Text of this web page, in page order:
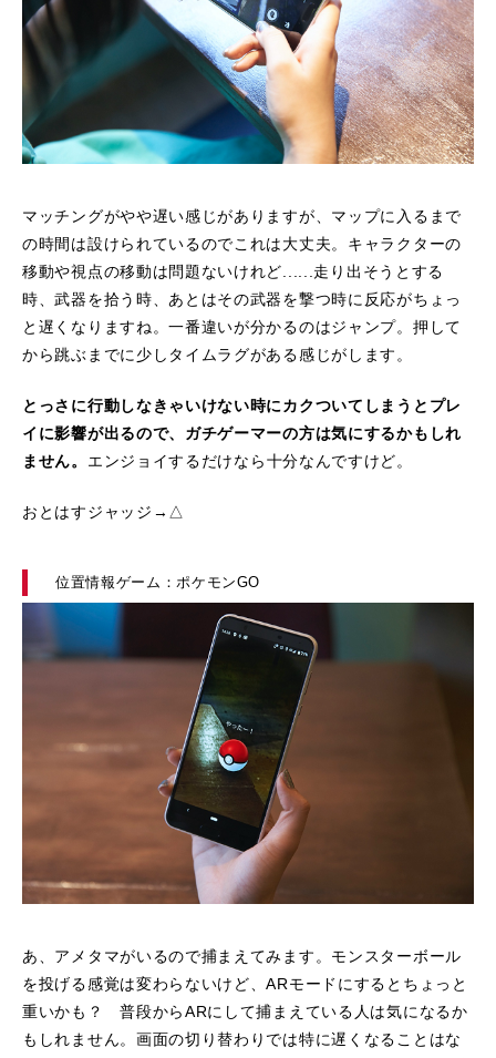
マッチングがやや遅い感じがありますが、マップに入るまで
の時間は設けられているのでこれは大丈夫。キャラクターの
移動や視点の移動は問題ないけれど......走り出そうとする
時、武器を拾う時、あとはその武器を撃つ時に反応がちょっ
と遅くなりますね。一番違いが分かるのはジャンプ。押して
から跳ぶまでに少しタイムラグがある感じがします。
とっさに行動しなきゃいけない時にカクついてしまうとプレ
イに影響が出るので、ガチゲーマーの方は気にするかもしれ
ません。 エンジョイするだけなら十分なんですけど。
おとはすジャッジ→△
位置情報ゲーム：ポケモンGO
あ、アメタマがいるので捕まえてみます。モンスターボール
を投げる感覚は変わらないけど、ARモードにするとちょっと
重いかも？ 普段からARにして捕まえている人は気になるか
もしれません。画面の切り替わりでは特に遅くなることはな